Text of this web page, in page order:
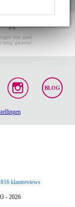
'niet goed
terug' garantie!
BLOG
klantreviews
- 2026